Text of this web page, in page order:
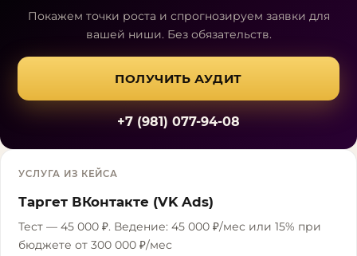
Покажем точки роста и спрогнозируем заявки для
вашей ниши. Без обязательств.
ПОЛУЧИТЬ АУДИТ
+7 (981) 077-94-08
УСЛУГА ИЗ КЕЙСА
Таргет ВКонтакте (VK Ads)
Тест — 45 000 ₽. Ведение: 45 000 ₽/мес или 15% при
бюджете от 300 000 ₽/мес